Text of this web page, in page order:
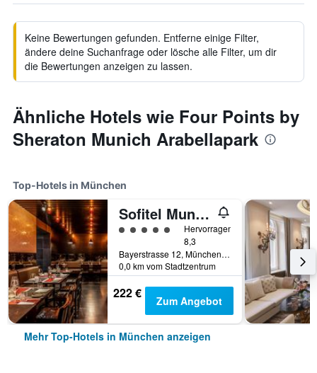
Keine Bewertungen gefunden. Entferne einige Filter,
ändere deine Suchanfrage oder lösche alle Filter, um dir
die Bewertungen anzeigen zu lassen.
Ähnliche Hotels wie Four Points by
Sheraton Munich Arabellapark
Top-Hotels in München
Sofitel Munich Bayerpost
Bewertungskategorie 5
Hervorragend
8,3
Bayerstrasse 12, München, Bayern, Deutschland
0,0 km vom Stadtzentrum
222 € Zum Angebot
Mehr Top-Hotels in München anzeigen